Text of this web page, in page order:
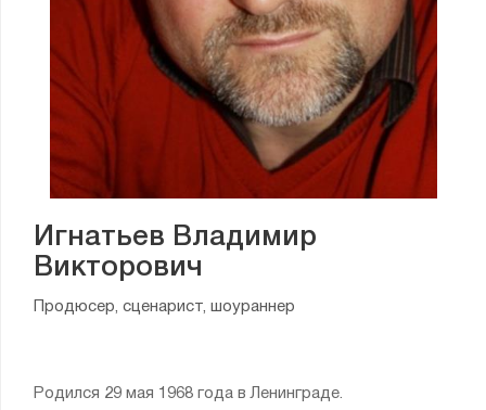
Игнатьев Владимир
Викторович
Продюсер, сценарист, шоураннер
Родился 29 мая 1968 года в Ленинграде.